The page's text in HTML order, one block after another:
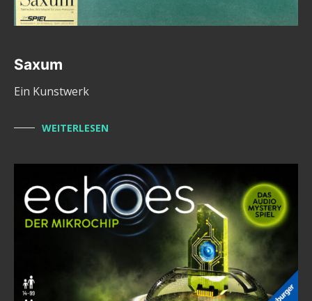
Saxum
Ein Kunstwerk
WEITERLESEN